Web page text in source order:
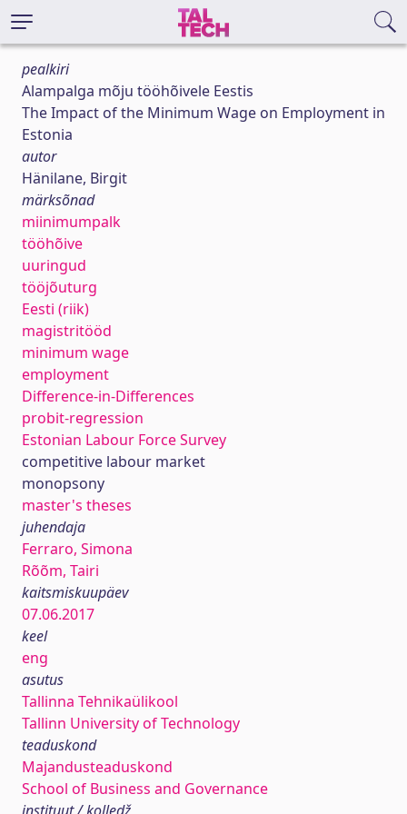
pealkiri
Alampalga mõju tööhõivele Eestis
The Impact of the Minimum Wage on Employment in
Estonia
autor
Hänilane, Birgit
märksõnad
miinimumpalk
tööhõive
uuringud
tööjõuturg
Eesti (riik)
magistritööd
minimum wage
employment
Difference-in-Differences
probit-regression
Estonian Labour Force Survey
competitive labour market
monopsony
master's theses
juhendaja
Ferraro, Simona
Rõõm, Tairi
kaitsmiskuupäev
07.06.2017
keel
eng
asutus
Tallinna Tehnikaülikool
Tallinn University of Technology
teaduskond
Majandusteaduskond
School of Business and Governance